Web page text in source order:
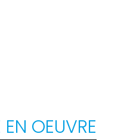
OEUVRE